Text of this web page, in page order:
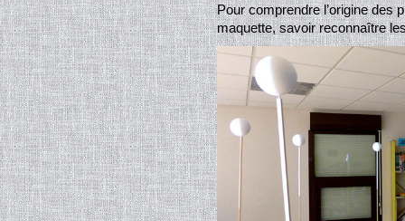
Pour comprendre l’origine des
maquette, savoir reconnaître